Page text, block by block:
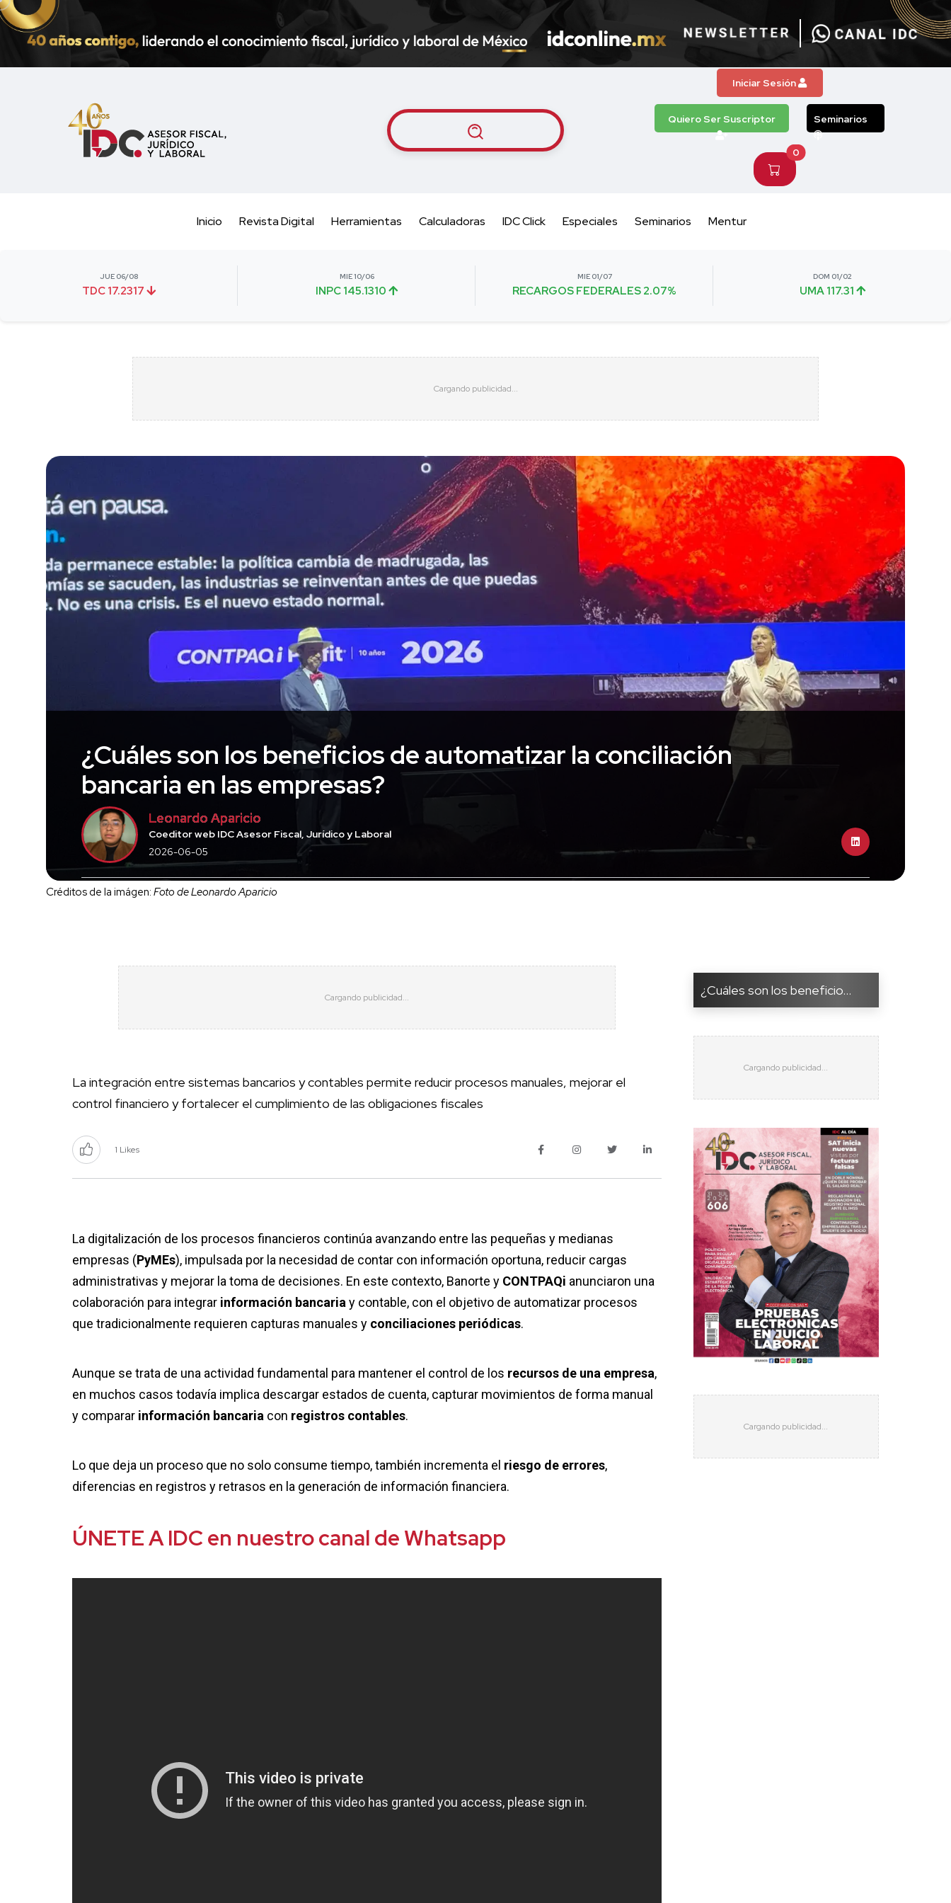
Iniciar Sesión
Quiero Ser Suscriptor Seminarios
0
Inicio Revista Digital Herramientas Calculadoras IDC Click Especiales Seminarios Mentur
JUE 06/08
TDC 17.2317
MIE 10/06
INPC 145.1310
MIE 01/07
RECARGOS FEDERALES 2.07%
DOM 01/02
UMA 117.31
¿Cuáles son los beneficios de automatizar la conciliación
bancaria en las empresas?
Leonardo Aparicio
Coeditor web IDC Asesor Fiscal, Jurídico y Laboral
2026-06-05
Créditos de la imágen: Foto de Leonardo Aparicio
La integración entre sistemas bancarios y contables permite reducir procesos manuales, mejorar el
control financiero y fortalecer el cumplimiento de las obligaciones fiscales
1 Likes
La digitalización de los procesos financieros continúa avanzando entre las pequeñas y medianas
empresas (PyMEs), impulsada por la necesidad de contar con información oportuna, reducir cargas
administrativas y mejorar la toma de decisiones. En este contexto, Banorte y CONTPAQi anunciaron una
colaboración para integrar información bancariay contable, con el objetivo de automatizar procesos
que tradicionalmente requieren capturas manuales y conciliaciones periódicas.
Aunque se trata de una actividad fundamental para mantener el control de los recursos de una empresa,
en muchos casos todavía implica descargar estados de cuenta, capturar movimientos de forma manual
y comparar información bancaria con registros contables.
Lo que deja un proceso que no solo consume tiempo, también incrementa el riesgo de errores,
diferencias en registros y retrasos en la generación de información financiera.
ÚNETE A IDC en nuestro canal de Whatsapp
¿Cuáles son los beneficio...